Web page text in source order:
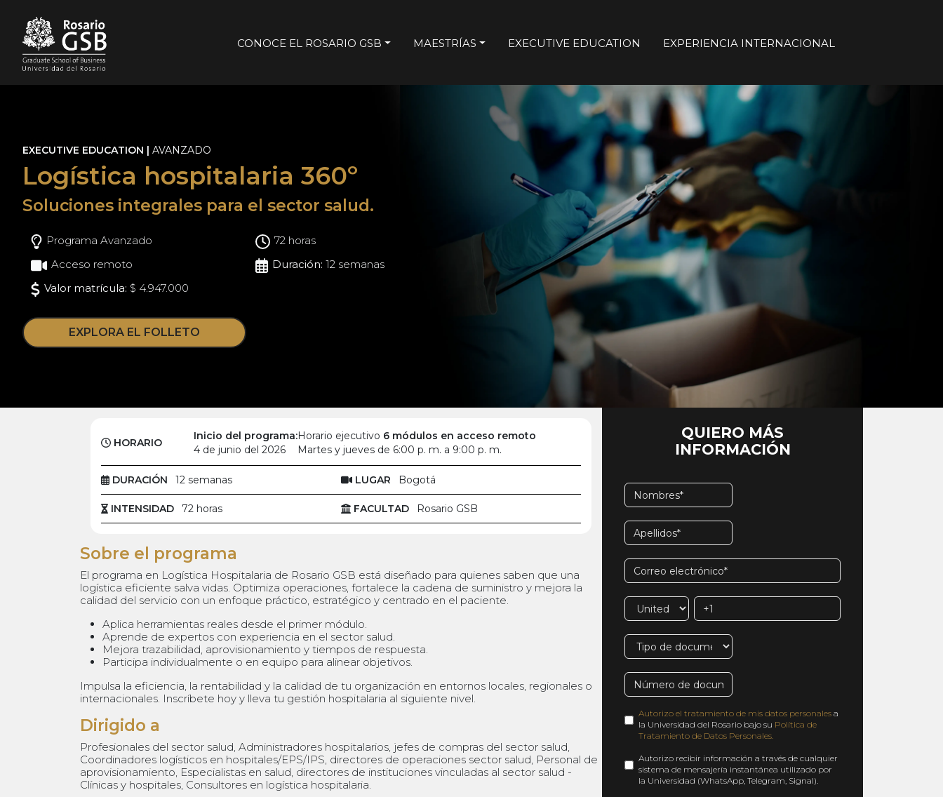
CONOCE EL ROSARIO GSB MAESTRÍAS EXECUTIVE EDUCATION EXPERIENCIA INTERNACIONAL
EXECUTIVE EDUCATION | AVANZADO
Logística hospitalaria 360º
Soluciones integrales para el sector salud.
Programa Avanzado
Acceso remoto
Valor matrícula: $ 4.947.000
72 horas
Duración: 12 semanas
EXPLORA EL FOLLETO
HORARIO
Inicio del programa:
4 de junio del 2026
Horario ejecutivo 6 módulos en acceso remoto
Martes y jueves de 6:00 p. m. a 9:00 p. m.
DURACIÓN 12 semanas LUGAR Bogotá
INTENSIDAD 72 horas FACULTAD Rosario GSB
Sobre el programa
El programa en Logística Hospitalaria de Rosario GSB está diseñado para quienes saben que una
logística eficiente salva vidas. Optimiza operaciones, fortalece la cadena de suministro y mejora la
calidad del servicio con un enfoque práctico, estratégico y centrado en el paciente.
Aplica herramientas reales desde el primer módulo.
Aprende de expertos con experiencia en el sector salud.
Mejora trazabilidad, aprovisionamiento y tiempos de respuesta.
Participa individualmente o en equipo para alinear objetivos.
Impulsa la eficiencia, la rentabilidad y la calidad de tu organización en entornos locales, regionales o
internacionales. Inscríbete hoy y lleva tu gestión hospitalaria al siguiente nivel.
Dirigido a
Profesionales del sector salud, Administradores hospitalarios, jefes de compras del sector salud,
Coordinadores logísticos en hospitales/EPS/IPS, directores de operaciones sector salud, Personal de
aprovisionamiento, Especialistas en salud, directores de instituciones vinculadas al sector salud -
Clínicas y hospitales, Consultores en logística hospitalaria.
QUIERO MÁS
INFORMACIÓN
Autorizo el tratamiento de mis datos personales a
la Universidad del Rosario bajo su Política de
Tratamiento de Datos Personales.
Autorizo recibir información a través de cualquier
sistema de mensajería instantánea utilizado por
la Universidad (WhatsApp, Telegram, Signal).